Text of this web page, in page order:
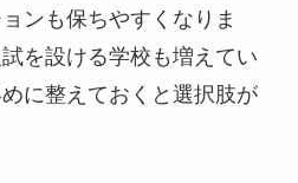
ンも保ちやすくなりま
を設ける学校も増えてい
に整えておくと選択肢が